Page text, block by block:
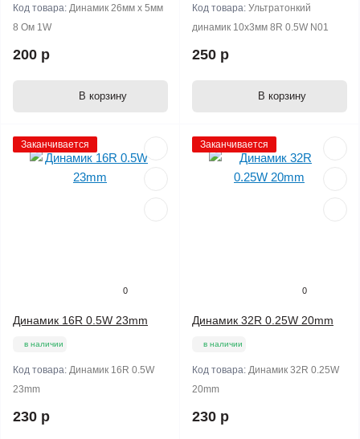
Код товара: Динамик 26мм х 5мм
8 Ом 1W
200 р
В корзину
Код товара: Ультратонкий
динамик 10х3мм 8R 0.5W N01
250 р
В корзину
Заканчивается
0
Динамик 16R 0.5W 23mm
в наличии
Код товара: Динамик 16R 0.5W
23mm
230 р
Заканчивается
0
Динамик 32R 0.25W 20mm
в наличии
Код товара: Динамик 32R 0.25W
20mm
230 р